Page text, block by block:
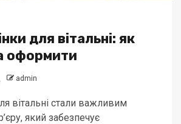
для вітальні: як
оформити
admin
вітальні стали важливим
який забезпечує